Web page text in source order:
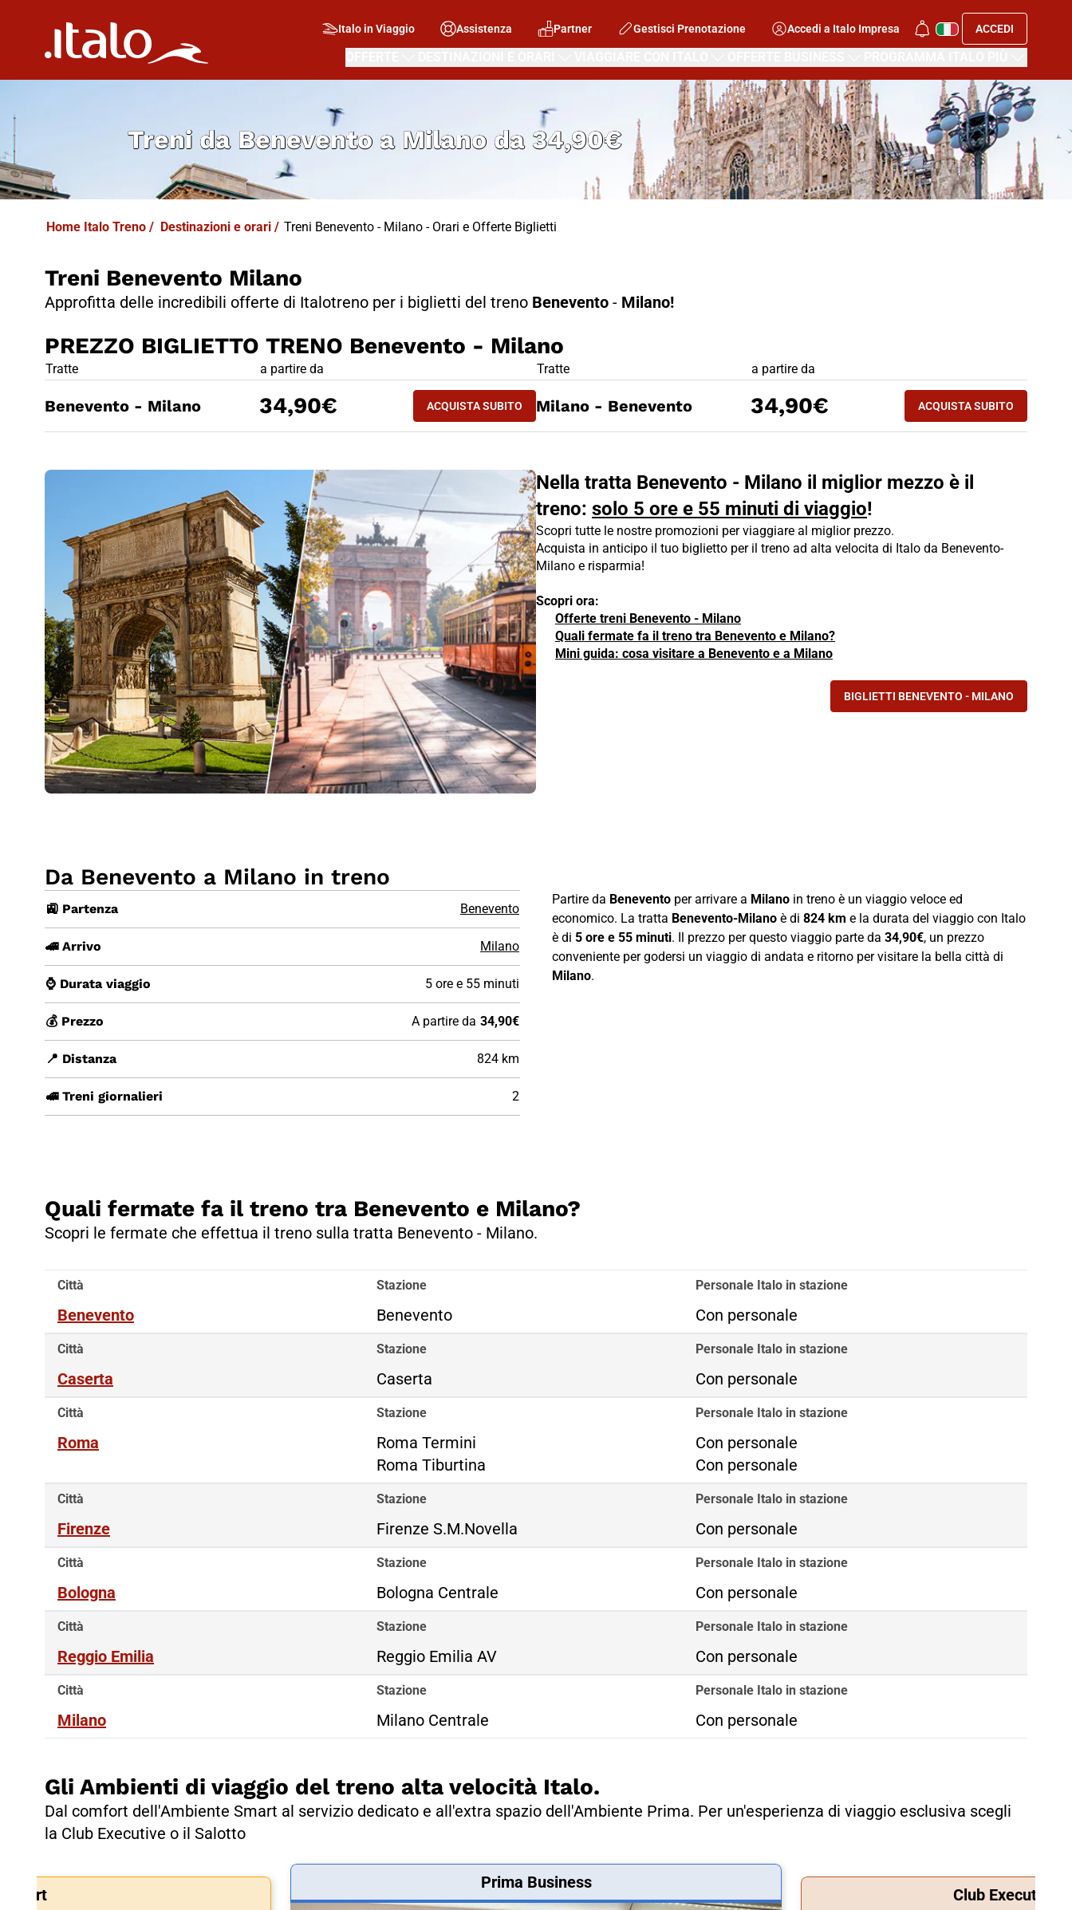
Italo in Viaggio Assistenza Partner Gestisci Prenotazione Accedi a Italo Impresa ACCEDI
Treni da Benevento a Milano da 34,90€
Home Italo Treno / Destinazioni e orari / Treni Benevento - Milano - Orari e Offerte Biglietti
Treni Benevento Milano
Approfitta delle incredibili offerte di Italotreno per i biglietti del treno Benevento - Milano!
PREZZO BIGLIETTO TRENO Benevento - Milano
PREZZO BIGLIETTO TRENO Benevento - Milano
Tratte a partire da
ACQUISTA SUBITO
Benevento - Milano 34,90€ ACQUISTA SUBITOBENEVENTO - MILANO
PREZZO BIGLIETTO TRENO Benevento - Milano
Tratte a partire da
ACQUISTA SUBITO
Milano - Benevento 34,90€ ACQUISTA SUBITO
MILANO -
Nella tratta Benevento - Milano il miglior mezzo è il
treno: solo 5 ore e 55 minuti di viaggio!
Scopri tutte le nostre promozioni per viaggiare al miglior prezzo.
Acquista in anticipo il tuo biglietto per il treno ad alta velocita di Italo da Benevento-
Milano e risparmia!
Scopri ora:
Offerte treni Benevento - Milano
Quali fermate fa il treno tra Benevento e Milano?
Mini guida: cosa visitare a Benevento e a Milano
BIGLIETTI BENEVENTO - MILANO
Da Benevento a Milano in treno
🚉 Partenza Benevento
🚄 Arrivo Milano
⌚ Durata viaggio 5 ore e 55 minuti
💰 Prezzo A partire da 34,90€
📍 Distanza 824 km
🚅 Treni giornalieri 2
Partire da Benevento per arrivare a Milano in treno è un viaggio veloce ed
economico. La tratta Benevento-Milano è di 824 km e la durata del viaggio con Italo
è di 5 ore e 55 minuti. Il prezzo per questo viaggio parte da 34,90€, un prezzo
conveniente per godersi un viaggio di andata e ritorno per visitare la bella città di
Milano.
Quali fermate fa il treno tra Benevento e Milano?
Scopri le fermate che effettua il treno sulla tratta Benevento - Milano.
Città
Benevento
Stazione
Benevento
Personale Italo in stazione
Con personale
Città
Caserta
Stazione
Caserta
Personale Italo in stazione
Con personale
Città
Roma
Stazione
Roma Termini
Roma Tiburtina
Personale Italo in stazione
Roma Termini
Con personale
Roma Tiburtina
Con personale
Città
Firenze
Stazione
Firenze S.M.Novella
Personale Italo in stazione
Con personale
Città
Bologna
Stazione
Bologna Centrale
Personale Italo in stazione
Con personale
Città
Reggio Emilia
Stazione
Reggio Emilia AV
Personale Italo in stazione
Con personale
Città
Milano
Stazione
Milano Centrale
Personale Italo in stazione
Con personale
Gli Ambienti di viaggio del treno alta velocità Italo.
Dal comfort dell'Ambiente Smart al servizio dedicato e all'extra spazio dell'Ambiente Prima. Per un'esperienza di viaggio esclusiva scegli
la Club Executive o il Salotto
Smart
Prima Business
Club Executive